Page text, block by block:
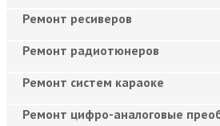
Ремонт ресиверов
Ремонт радиотюнеров
Ремонт систем караоке
Ремонт цифро-аналоговые